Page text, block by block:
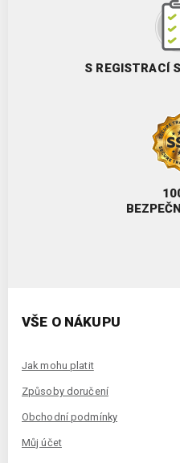
S REGISTRACÍ
VŠE O NÁKUPU
Jak mohu platit
Způsoby doručení
Obchodní podmínky
Můj účet